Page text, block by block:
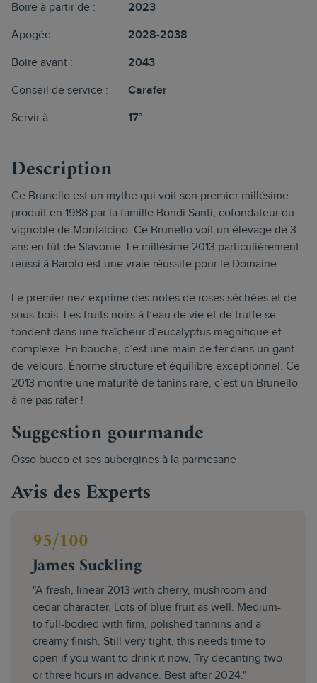
Boire à partir de : 2023
Apogée : 2028-2038
Boire avant : 2043
Conseil de service : Carafer
Servir à : 17°
Description
Ce Brunello est un mythe qui voit son premier millésime
produit en 1988 par la famille Bondi Santi, cofondateur du
vignoble de Montalcino. Ce Brunello voit un élevage de 3
ans en fût de Slavonie. Le millésime 2013 particulièrement
réussi à Barolo est une vraie réussite pour le Domaine.
Le premier nez exprime des notes de roses séchées et de
sous-bois. Les fruits noirs à l’eau de vie et de truffe se
fondent dans une fraîcheur d’eucalyptus magnifique et
complexe. En bouche, c’est une main de fer dans un gant
de velours. Énorme structure et équilibre exceptionnel. Ce
2013 montre une maturité de tanins rare, c’est un Brunello
à ne pas rater !
Suggestion gourmande
Osso bucco et ses aubergines à la parmesane
Avis des Experts
95/100
James Suckling
"A fresh, linear 2013 with cherry, mushroom and
cedar character. Lots of blue fruit as well. Medium-
to full-bodied with firm, polished tannins and a
creamy finish. Still very tight, this needs time to
open if you want to drink it now, Try decanting two
or three hours in advance. Best after 2024."